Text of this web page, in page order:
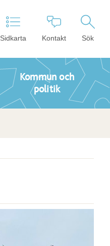
Sidkarta Kontakt Sök
Kommun och
politik